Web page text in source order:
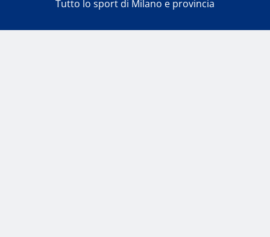
Tutto lo sport di Milano e provincia